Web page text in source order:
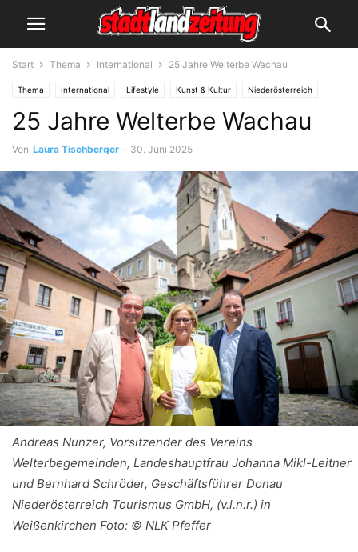
Start Thema International 25 Jahre Welterbe Wachau
Thema International Lifestyle Kunst & Kultur Niederösterreich
Reisen & Urlaub Wirtschaft
25 Jahre Welterbe Wachau
Von Laura Tischberger - 30. Juni 2025
Andreas Nunzer, Vorsitzender des Vereins
Welterbegemeinden, Landeshauptfrau Johanna Mikl-Leitner
und Bernhard Schröder, Geschäftsführer Donau
Niederösterreich Tourismus GmbH, (v.l.n.r.) in
Weißenkirchen Foto: © NLK Pfeffer